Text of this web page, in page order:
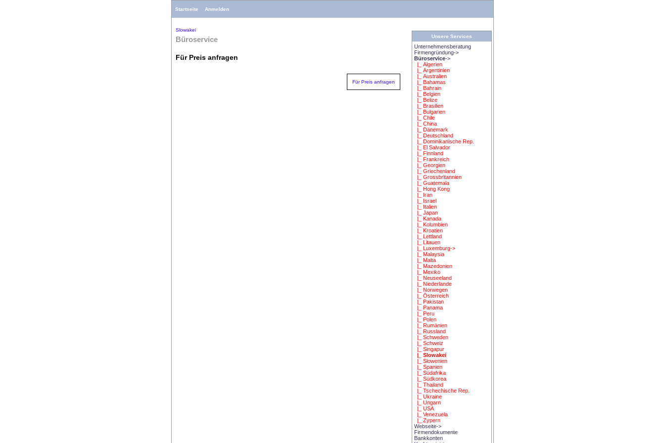
Startseite Anmelden
Slowakei
Büroservice
Für Preis anfragen
Für Preis anfragen
Unsere Services
Unternehmensberatung
Firmengründung->
Büroservice->
|_ Algerien
|_ Argentinien
|_ Australien
|_ Bahamas
|_ Bahrain
|_ Belgien
|_ Belize
|_ Brasilien
|_ Bulgarien
|_ Chile
|_ China
|_ Dänemark
|_ Deutschland
|_ Dominikanische Rep.
|_ El Salvador
|_ Finnland
|_ Frankreich
|_ Georgien
|_ Griechenland
|_ Grossbritannien
|_ Guatemala
|_ Hong Kong
|_ Iran
|_ Israel
|_ Italien
|_ Japan
|_ Kanada
|_ Kolumbien
|_ Kroatien
|_ Lettland
|_ Litauen
|_ Luxemburg->
|_ Malaysia
|_ Malta
|_ Mazedonien
|_ Mexiko
|_ Neuseeland
|_ Niederlande
|_ Norwegen
|_ Österreich
|_ Pakistan
|_ Panama
|_ Peru
|_ Polen
|_ Rumänien
|_ Russland
|_ Schweden
|_ Schweiz
|_ Singapur
|_ Slowakei
|_ Slowenien
|_ Spanien
|_ Südafrika
|_ Südkorea
|_ Thailand
|_ Tschechische Rep.
|_ Ukraine
|_ Ungarn
|_ USA
|_ Venezuela
|_ Zypern
Webseite->
Firmendokumente
Bankkonten